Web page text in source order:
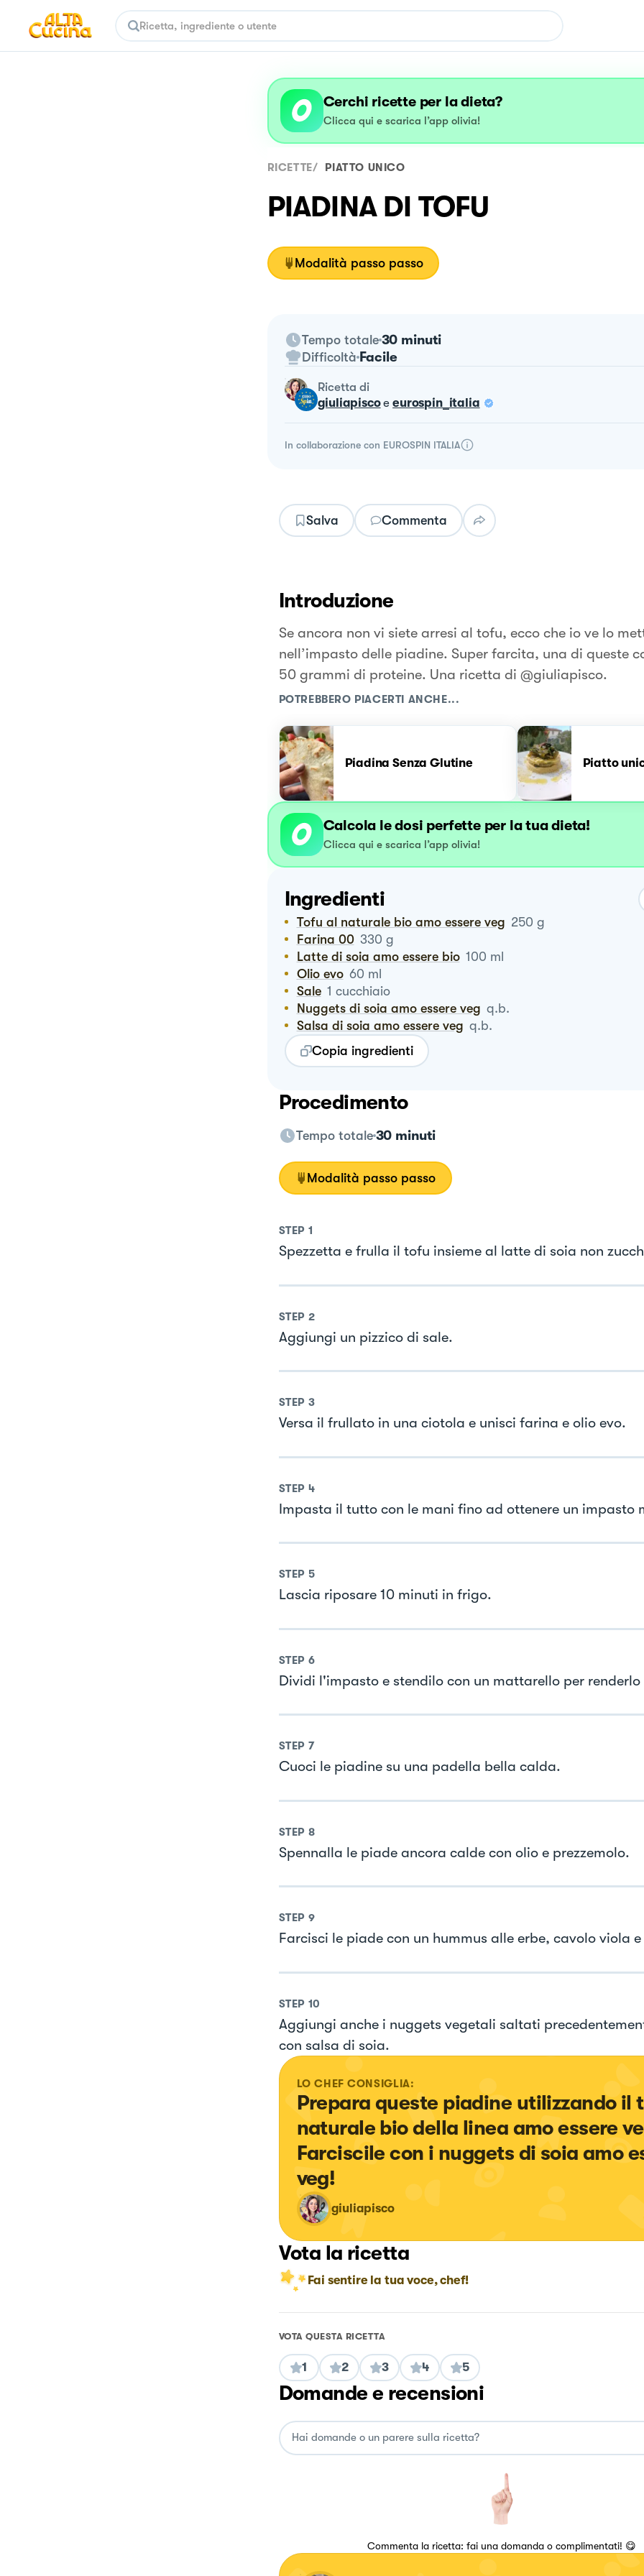
Cerchi ricette per la dieta?
Clicca qui e scarica l’app olivia!
RICETTE/ PIATTO UNICO
PIADINA DI TOFU
Modalità passo passo
Tempo totale 30 minuti
Difficoltà Facile
ricetta di
giuliapiscoeeurospin_italia
In collaborazione con EUROSPIN ITALIA
Salva Commenta
Introduzione
Se ancora non vi siete arresi al tofu, ecco che io ve lo
nell’impasto delle piadine. Super farcita, una di queste
50 grammi di proteine. Una ricetta di @giuliapisco.
POTREBBERO PIACERTI ANCHE...
Piadina Senza Glutine Piatto
Calcola le dosi perfette per la tua dieta!
Clicca qui e scarica l’app olivia!
Ingredienti
Tofu al naturale bio amo essere veg 250 g
Farina 00 330 g
Latte di soia amo essere bio 100 ml
Olio evo 60 ml
Sale 1 cucchiaio
Nuggets di soia amo essere veg q.b.
Salsa di soia amo essere veg q.b.
Copia ingredienti
Procedimento
Tempo totale 30 minuti
Modalità passo passo
STEP 1
Spezzetta e frulla il tofu insieme al latte di soia non
STEP 2
Aggiungi un pizzico di sale.
STEP 3
Versa il frullato in una ciotola e unisci farina e olio evo.
STEP 4
Impasta il tutto con le mani fino ad ottenere un impasto
STEP 5
Lascia riposare 10 minuti in frigo.
STEP 6
Dividi l'impasto e stendilo con un mattarello per
STEP 7
Cuoci le piadine su una padella bella calda.
STEP 8
Spennalla le piade ancora calde con olio e prezzemolo.
STEP 9
Farcisci le piade con un hummus alle erbe, cavolo viola
STEP 10
Aggiungi anche i nuggets vegetali saltati
con salsa di soia.
LO CHEF CONSIGLIA:
Prepara queste piadine utilizzando il
naturale bio della linea amo essere
Farciscile con i nuggets di soia amo
veg!
giuliapisco
Vota la ricetta
Fai sentire la tua voce, chef!
VOTA QUESTA RICETTA
1 2 3 4 5
Domande e recensioni
Commenta la ricetta: fai una domanda o complimentati! 😋